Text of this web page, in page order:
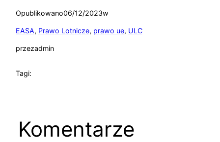
Opublikowano06/12/2023w
EASA, Prawo Lotnicze, prawo ue, ULC
przezadmin
Tagi:
Komentarze